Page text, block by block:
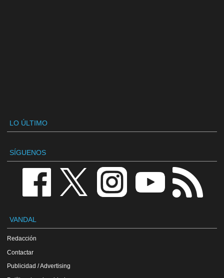
LO ÚLTIMO
SÍGUENOS
VANDAL
Redacción
Contactar
Publicidad / Advertising